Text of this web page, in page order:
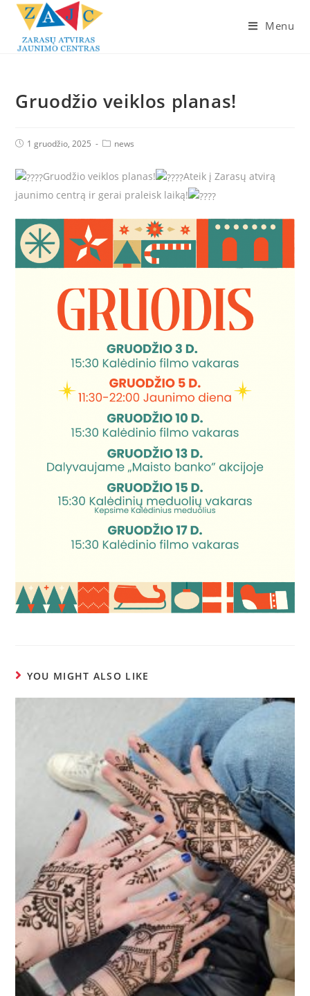
Skip
content
Menu
Gruodžio veiklos planas!
Post1 gruodžio, 2025
Postnews
Gruodžio veiklos planas!
Ateik į Zarasų atvirą
jaunimo centrą ir gerai praleisk laiką!
YOU MIGHT ALSO LIKE